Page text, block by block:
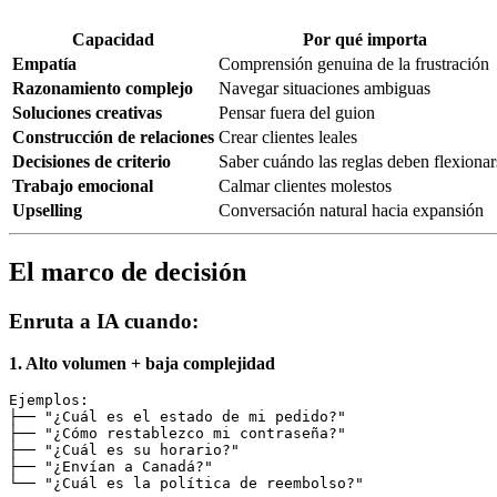
Capacidad
Por qué importa
Empatía
Comprensión genuina de la frustración
Razonamiento complejo
Navegar situaciones ambiguas
Soluciones creativas
Pensar fuera del guion
Construcción de relaciones Crear clientes leales
Decisiones de criterio
Saber cuándo las reglas deben
Trabajo emocional
Calmar clientes molestos
Upselling
Conversación natural hacia expansión
El marco de decisión
Enruta a IA cuando:
1. Alto volumen + baja complejidad
Ejemplos:
├── "¿Cuál es el estado de mi pedido?"
├── "¿Cómo restablezco mi contraseña?"
├── "¿Cuál es su horario?"
├── "¿Envían a Canadá?"